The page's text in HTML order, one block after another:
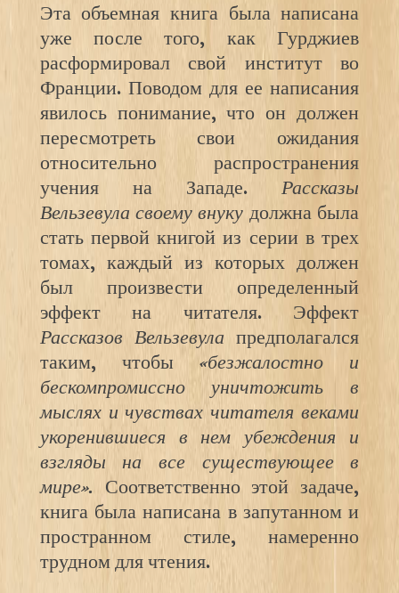
Эта объемная книга была написана
уже после того, как Гурджиев
расформировал свой институт во
Франции. Поводом для ее написания
явилось понимание, что он должен
пересмотреть свои ожидания
относительно распространения
учения на Западе.Рассказы
Вельзевула своему внуку должна была
стать первой книгой из серии в трех
томах, каждый из которых должен
был произвести определенный
эффект на читателя. Эффект
Рассказов Вельзевула предполагался
таким, чтобы«безжалостно и
бескомпромиссно уничтожить в
мыслях и чувствах читателя веками
укоренившиеся в нем убеждения и
взгляды на все существующее в
мире». Соответственно этой задаче,
книга была написана в запутанном и
пространном стиле, намеренно
трудном для чтения.